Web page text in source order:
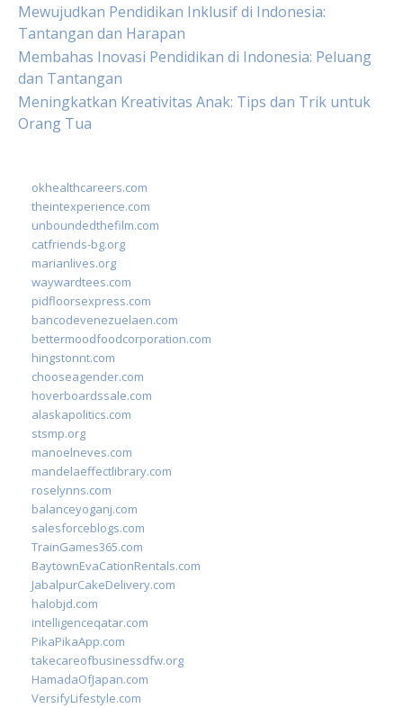
Mewujudkan Pendidikan Inklusif di Indonesia:
Tantangan dan Harapan
Membahas Inovasi Pendidikan di Indonesia: Peluang
dan Tantangan
Meningkatkan Kreativitas Anak: Tips dan Trik untuk
Orang Tua
okhealthcareers.com
theintexperience.com
unboundedthefilm.com
catfriends-bg.org
marianlives.org
waywardtees.com
pidfloorsexpress.com
bancodevenezuelaen.com
bettermoodfoodcorporation.com
hingstonnt.com
chooseagender.com
hoverboardssale.com
alaskapolitics.com
stsmp.org
manoelneves.com
mandelaeffectlibrary.com
roselynns.com
balanceyoganj.com
salesforceblogs.com
TrainGames365.com
BaytownEvaCationRentals.com
JabalpurCakeDelivery.com
halobjd.com
intelligenceqatar.com
PikaPikaApp.com
takecareofbusinessdfw.org
HamadaOfJapan.com
VersifyLifestyle.com